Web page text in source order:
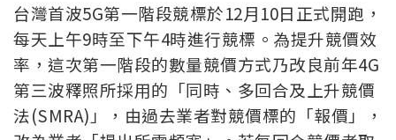
台灣首波5G第一階段競標於12月10日正式開跑，
每天上午9時至下午4時進行競標。為提升競價效
率，這次第一階段的數量競價方式乃改良前年4G
第三波釋照所採用的「同時、多回合及上升競價
法(SMRA)」，由過去業者對競價標的「報價」，